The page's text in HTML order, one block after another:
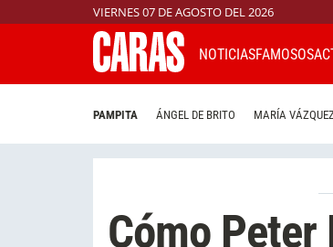
VIERNES 07 DE AGOSTO DEL 2026
NOTICIASFAMOSOS
PAMPITA ÁNGEL DE BRITO MARÍA
Cómo